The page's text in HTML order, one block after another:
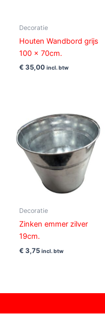
Decoratie
Houten Wandbord grijs
100 x 70cm.
€ 35,00 incl. btw
Decoratie
Zinken emmer zilver
19cm.
€ 3,75 incl. btw